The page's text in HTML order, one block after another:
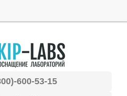
600-53-15